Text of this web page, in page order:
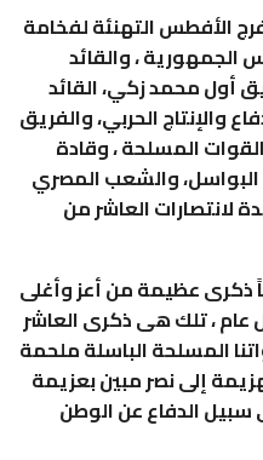
الأفطس التهنئة لفخامة
الجمهورية ، والقائد
أول محمد زكي، القائد
والإنتاج الحربي، والفريق
المسلحة ، وقادة
والشعب المصري
لانتصارات العاشر من
ذكرى عظيمة من أعز وأغلى
عام ، تلك هى ذكرى العاشر
المسلحة الباسلة ملحمة
إلى نصر مبين بعزيمة
سبيل الدفاع عن الوطن